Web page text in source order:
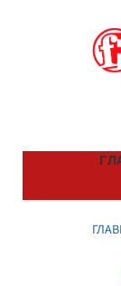
содержимому